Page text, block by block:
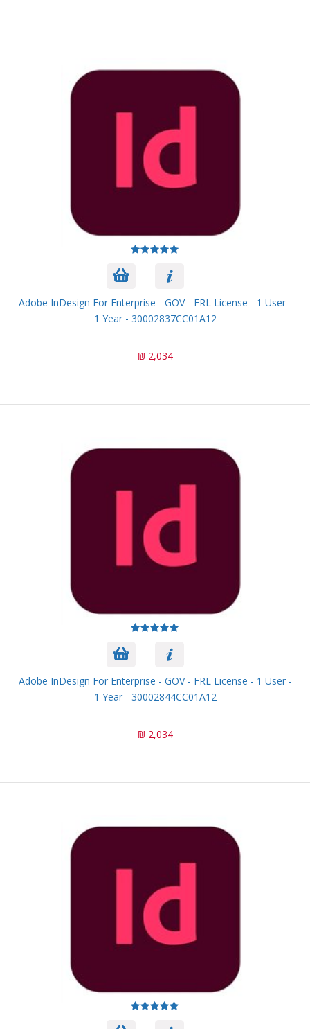
Adobe InDesign For Enterprise - GOV - FRL License - 1 User -
1 Year - 30002837CC01A12
2,034 ₪
Adobe InDesign For Enterprise - GOV - FRL License - 1 User -
1 Year - 30002844CC01A12
2,034 ₪